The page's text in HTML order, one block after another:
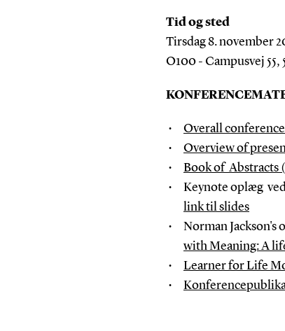
Tid og sted
Tirsdag 8. november
O100 - Campusvej 55,
Overall
Overview of
Book of Abstracts
Keynote oplæg
link til slides
Norman Jackson's
with Meaning: A
Learner for Life